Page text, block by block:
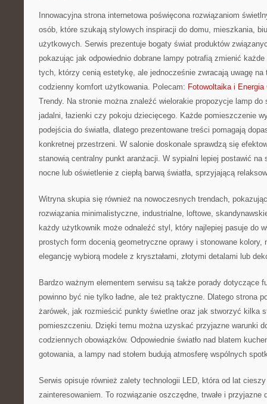
Innowacyjna strona internetowa poświęcona rozwiązaniom
osób, które szukają stylowych inspiracji do domu, mieszkania,
użytkowych. Serwis prezentuje bogaty świat produktów
pokazując jak odpowiednio dobrane lampy potrafią zmienić
tych, którzy cenią estetykę, ale jednocześnie zwracają uwagę na
codzienny komfort użytkowania. Polecam: Fotowoltaika i Energia
Trendy. Na stronie można znaleźć wielorakie propozycje lamp
jadalni, łazienki czy pokoju dziecięcego. Każde pomieszczenie
podejścia do światła, dlatego prezentowane treści pomagają
konkretnej przestrzeni. W salonie doskonale sprawdzą się
stanowią centralny punkt aranżacji. W sypialni lepiej postawić na
nocne lub oświetlenie z ciepłą barwą światła, sprzyjającą
Witryna skupia się również na nowoczesnych trendach,
rozwiązania minimalistyczne, industrialne, loftowe,
każdy użytkownik może odnaleźć styl, który najlepiej pasuje do
prostych form docenią geometryczne oprawy i stonowane kolory,
elegancję wybiorą modele z kryształami, złotymi detalami lub
Bardzo ważnym elementem serwisu są także porady dotyczące
powinno być nie tylko ładne, ale też praktyczne. Dlatego strona
żarówek, jak rozmieścić punkty świetlne oraz jak stworzyć kilka
pomieszczeniu. Dzięki temu można uzyskać przyjazne warunki
codziennych obowiązków. Odpowiednie światło nad blatem
gotowania, a lampy nad stołem budują atmosferę wspólnych
Serwis opisuje również zalety technologii LED, która od lat
zainteresowaniem. To rozwiązanie oszczędne, trwałe i przyjazne